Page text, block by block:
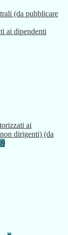
(da pubblicare
ai dipendenti
ai
dirigenti) (da